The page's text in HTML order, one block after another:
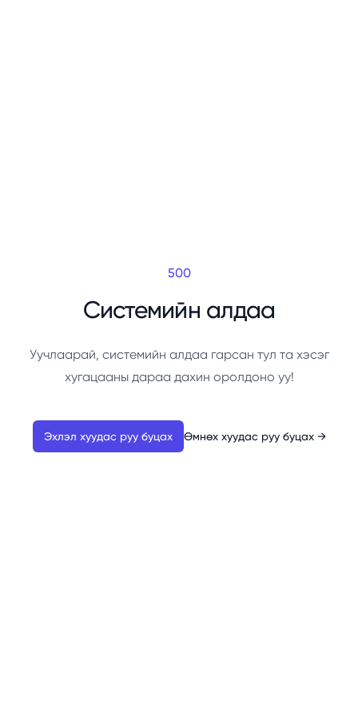
500
Системийн алдаа
Уучлаарай, системийн алдаа гарсан тул та хэсэг
хугацааны дараа дахин оролдоно уу!
Эхлэл хуудас руу буцах Өмнөх хуудас руу буцах →